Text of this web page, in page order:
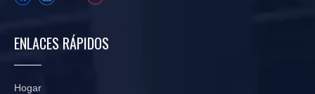
ENLACES RÁPIDOS
Hogar